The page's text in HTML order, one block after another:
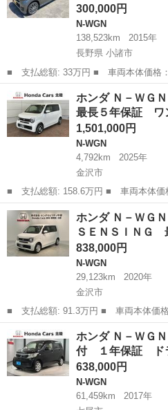
300,000円
N-WGN
138,523km
2015年
長野県 小諸市
■ 支払総額: 33万円 ■ 車両本体価格： 300,000 円 ■ メーカー
名： ホンダ ■ 車種名： Ｎ－ＷＧ
Ｇ・Ａパッケージ ４ＷＤ オートク
軽減システム オ...
長野 N-WGN
ホンダ Ｎ－Ｗ
最長５年保証
1,501,000円
N-WGN
4,792km
2025年
金沢市
■ 支払総額: 158.6万円 ■ 車両本体価格： 1,501,000 円 ■ メーカ
ー名： ホンダ ■ 車種名： Ｎ－Ｗ
Ｈ ＳＥＮＳＩＮＧ 最長５年保証
４５ＺＦＥ...
石川 金沢市 N-WGN
ホンダ Ｎ－ＷＧ
ＳＥＮＳＩＮＧ
838,000円
N-WGN
29,123km
2020年
金沢市
■ 支払総額: 91.3万円 ■ 車両本体価格： 838,000 円 ■ メーカー
名： ホンダ ■ 車種名： Ｎ－ＷＧ
センシング Ｈ ＳＥＮＳＩＮＧ 最
ＳＡ クルコ...
石川 N-WGN
ホンダ Ｎ－ＷＧ
付 １年保証 ド
638,000円
N-WGN
61,459km
2017年